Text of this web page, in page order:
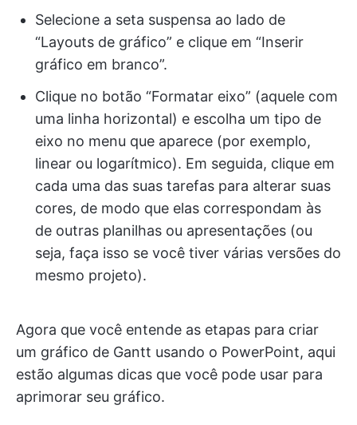
Selecione a seta suspensa ao lado de
“Layouts de gráfico” e clique em “Inserir
gráfico em branco”.
Clique no botão “Formatar eixo” (aquele com
uma linha horizontal) e escolha um tipo de
eixo no menu que aparece (por exemplo,
linear ou logarítmico). Em seguida, clique em
cada uma das suas tarefas para alterar suas
cores, de modo que elas correspondam às
de outras planilhas ou apresentações (ou
seja, faça isso se você tiver várias versões do
mesmo projeto).
Agora que você entende as etapas para criar
um gráfico de Gantt usando o PowerPoint, aqui
estão algumas dicas que você pode usar para
aprimorar seu gráfico.